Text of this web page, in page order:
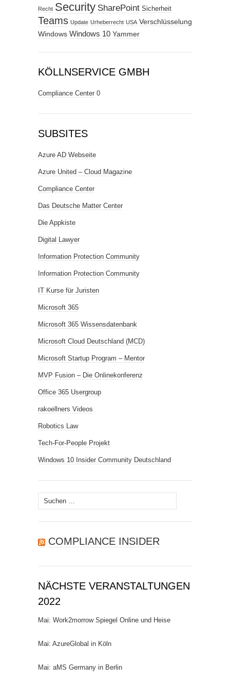
Recht Security SharePoint Sicherheit
Teams Update Urheberrecht USA Verschlüsselung
Windows Windows 10 Yammer
KÖLLNSERVICE GMBH
Compliance Center 0
SUBSITES
Azure AD Webseite
Azure United – Cloud Magazine
Compliance Center
Das Deutsche Matter Center
Die Appkiste
Digital Lawyer
Information Protection Community
Information Protection Community
IT Kurse für Juristen
Microsoft 365
Microsoft 365 Wissensdatenbank
Microsoft Cloud Deutschland (MCD)
Microsoft Startup Program – Mentor
MVP Fusion – Die Onlinekonferenz
Office 365 Usergroup
rakoellners Videos
Robotics Law
Tech-For-People Projekt
Windows 10 Insider Community Deutschland
Suchen
nach:
COMPLIANCE INSIDER
NÄCHSTE VERANSTALTUNGEN
2022
Mai: Work2morrow Spiegel Online und Heise
Mai: AzureGlobal in Köln
Mai: aMS Germany in Berlin